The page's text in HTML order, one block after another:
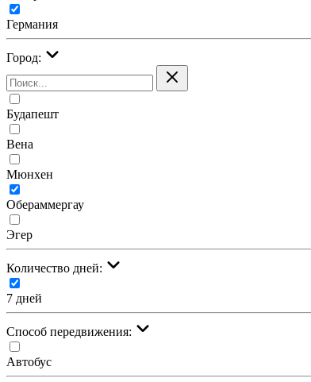
Германия
Город:
Будапешт
Вена
Мюнхен
Обераммергау
Эгер
Количество дней:
7 дней
Cпособ передвижения:
Автобус